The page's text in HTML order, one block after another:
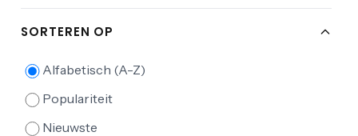
SORTEREN OP
Alfabetisch (A-Z)
Populariteit
Nieuwste